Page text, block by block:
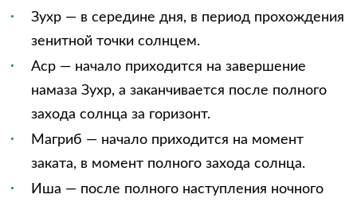
Зухр — в середине дня, в период прохождения
зенитной точки солнцем.
Аср — начало приходится на завершение
намаза Зухр, а заканчивается после полного
захода солнца за горизонт.
Магриб — начало приходится на момент
заката, в момент полного захода солнца.
Иша — после полного наступления ночного